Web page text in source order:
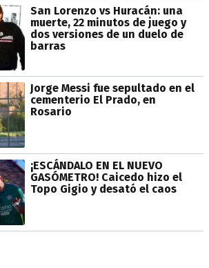
San Lorenzo vs Huracán: una
muerte, 22 minutos de juego y
dos versiones de un duelo de
barras
Jorge Messi fue sepultado en el
cementerio El Prado, en
Rosario
¡ESCÁNDALO EN EL NUEVO
GASÓMETRO! Caicedo hizo el
Topo Gigio y desató el caos